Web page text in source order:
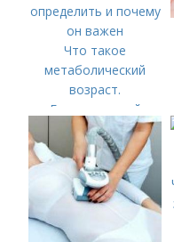
Что такое
метаболический
возраст.
Биологический
(метаболический)
возраст: как его
определить и почему
он важен